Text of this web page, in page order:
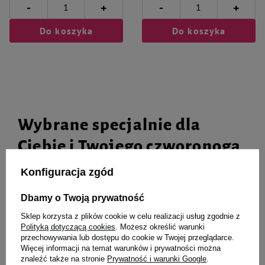
- +
Do koszyka
- +
Do koszyka
Wybrane specjalnie dla
Ciebie i Twojego czworonoga
Mokra karma dla psa Rafi z
wołowiną 800 g
Mokra karma dla psa Dolina
Noteci Premium bogata w
wołowinę saszetka 150 g
Konfiguracja zgód
Dbamy o Twoją prywatność
Sklep korzysta z plików cookie w celu realizacji usług zgodnie z
Polityką dotyczącą cookies. Możesz określić warunki
przechowywania lub dostępu do cookie w Twojej przeglądarce.
Więcej informacji na temat warunków i prywatności można
znaleźć także na stronie Prywatność i warunki Google.